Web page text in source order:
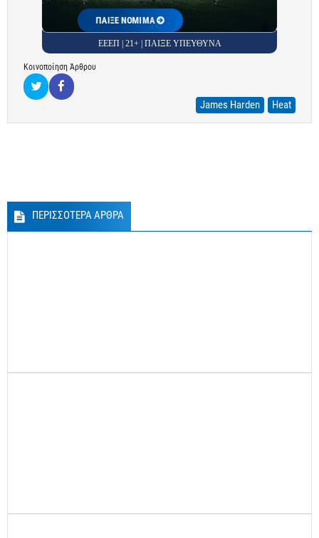
ΠΑΙΞΕ ΝΟΜΙΜΑ
ΕΕΕΠ | 21+ | ΠΑΙΞΕ ΥΠΕΥΘΥΝΑ
Κοινοποίηση Άρθρου
James Harden Heat
ΠΕΡΙΣΣΟΤΕΡΑ ΑΡΘΡΑ